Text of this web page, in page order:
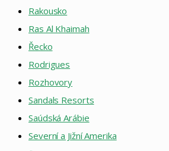
Rakousko
Ras Al Khaimah
Řecko
Rodrigues
Rozhovory
Sandals Resorts
Saúdská Arábie
Severní a Jižní Amerika